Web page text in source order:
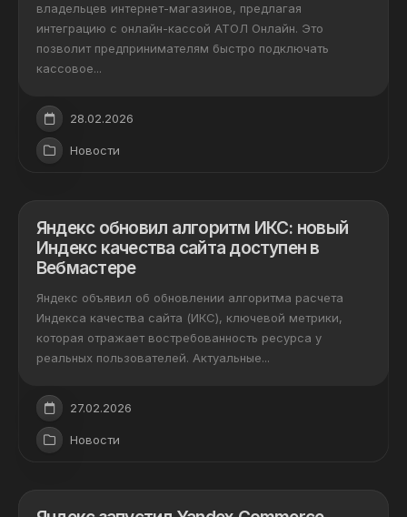
владельцев интернет-магазинов, предлагая
интеграцию с онлайн-кассой АТОЛ Онлайн. Это
позволит предпринимателям быстро подключать
кассовое...
28.02.2026
Новости
Яндекс обновил алгоритм ИКС: новый
Индекс качества сайта доступен в
Вебмастере
Яндекс объявил об обновлении алгоритма расчета
Индекса качества сайта (ИКС), ключевой метрики,
которая отражает востребованность ресурса у
реальных пользователей. Актуальные...
27.02.2026
Новости